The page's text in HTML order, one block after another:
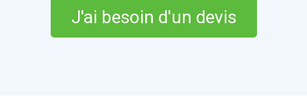
J'ai besoin d'un devis